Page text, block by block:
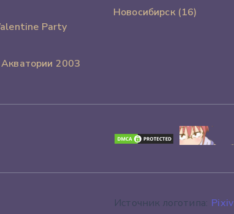
Party
2003
Новосибирск (16)
Источник логотипа: Pixiv